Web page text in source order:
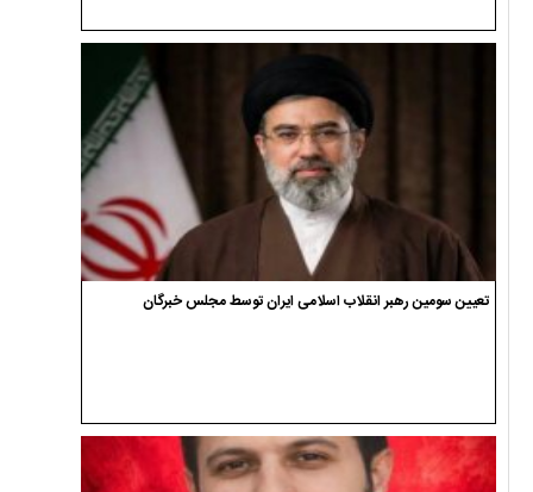
تعیین سومین رهبر انقلاب اسلامی ایران توسط مجلس خبرگان